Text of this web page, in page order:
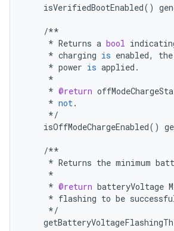
isVerifiedBootEnabled()
/**
* Returns a bool
* charging is enabled, the
* power is applied .
*
* @return
* not.
*/
isOffModeChargeEnabled()
/**
* Returns the minimum
*
* @return batteryVoltage
* flashing to be
*/